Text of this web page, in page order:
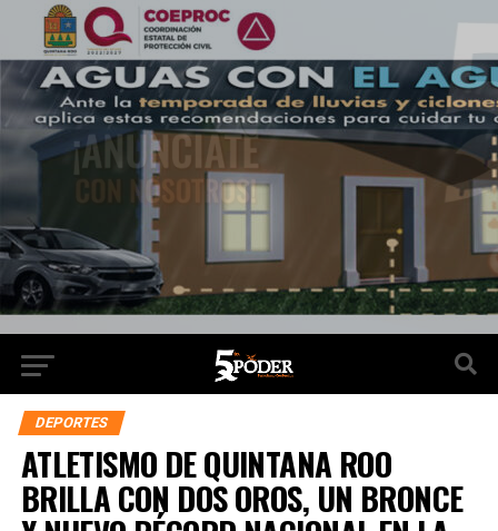
DEPORTES
ATLETISMO DE QUINTANA ROO
BRILLA CON DOS OROS, UN BRONCE